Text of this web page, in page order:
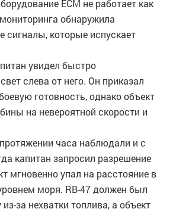
ECM не работает как
обнаружила
сигналы, которые испускает
увидел быстро
слева от него. Он приказал
готовность, однако объект
на невероятной скорости и
часа наблюдали и с
капитан запросил разрешение
мгновенно упал на расстояние в
моря. RB-47 должен был
за нехватки топлива, а объект